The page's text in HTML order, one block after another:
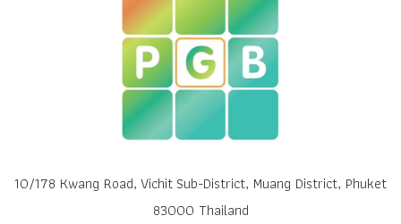
10/178 Kwang Road, Vichit Sub-District, Muang District, Phuket
83000 Thailand